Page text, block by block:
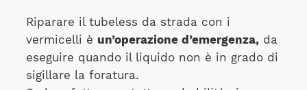
Riparare il tubeless da strada con i
vermicelli è un’operazione d’emergenza,da
eseguire quando il liquido non è in grado di
sigillare la foratura.